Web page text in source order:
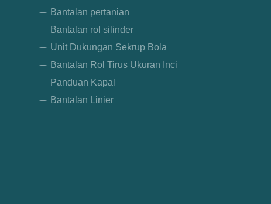
Bantalan pertanian
Bantalan rol silinder
Unit Dukungan Sekrup Bola
Bantalan Rol Tirus Ukuran Inci
Panduan Kapal
Bantalan Linier